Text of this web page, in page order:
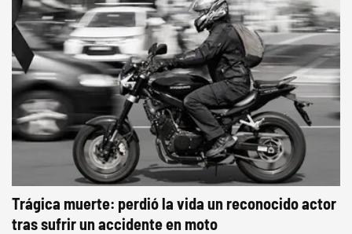
Trágica muerte: perdió la vida un reconocido actor
tras sufrir un accidente en moto